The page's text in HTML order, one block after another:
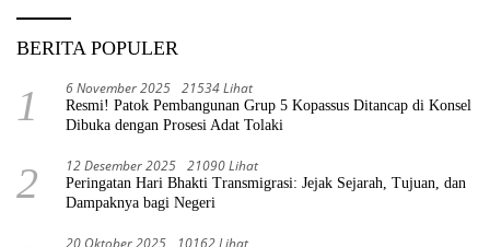
BERITA POPULER
1 6 November 2025 21534 Lihat
Resmi! Patok Pembangunan Grup 5 Kopassus Ditancap di Konsel
Dibuka dengan Prosesi Adat Tolaki
2 12 Desember 2025 21090 Lihat
Peringatan Hari Bhakti Transmigrasi: Jejak Sejarah, Tujuan, dan
Dampaknya bagi Negeri